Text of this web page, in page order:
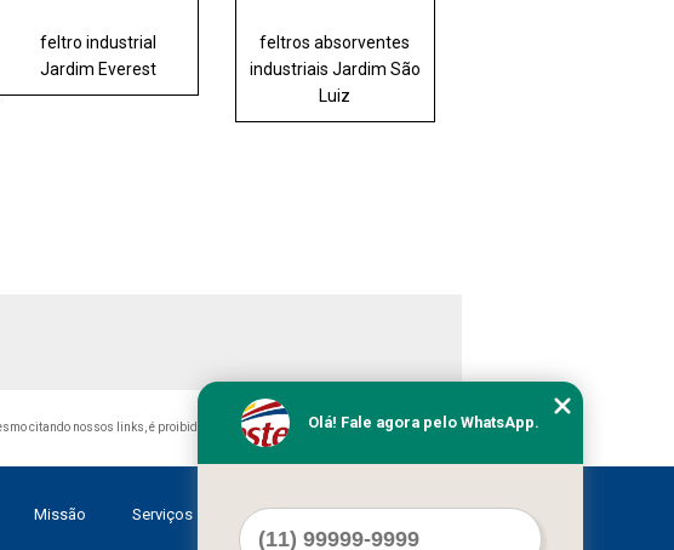
feltro industrial
Jardim Everest
feltros absorventes
industriais Jardim São
Luiz
citando nossos links, é proibida sem a autorização do autor. Crime de violação
Missão Serviços Contato Mapa do site
Olá! Fale agora pelo WhatsApp.